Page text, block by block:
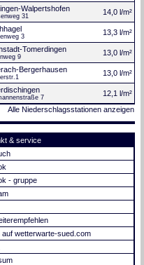
Walpertshofen
31 14,0 l/m²
3 13,3 l/m²
Tomerdingen
9 13,0 l/m²
Bergerhausen 13,0 l/m²
7
12,1 l/m²
Alle Niederschlagsstationen anzeigen
& service
- gruppe
auf wetterwarte-sued.com